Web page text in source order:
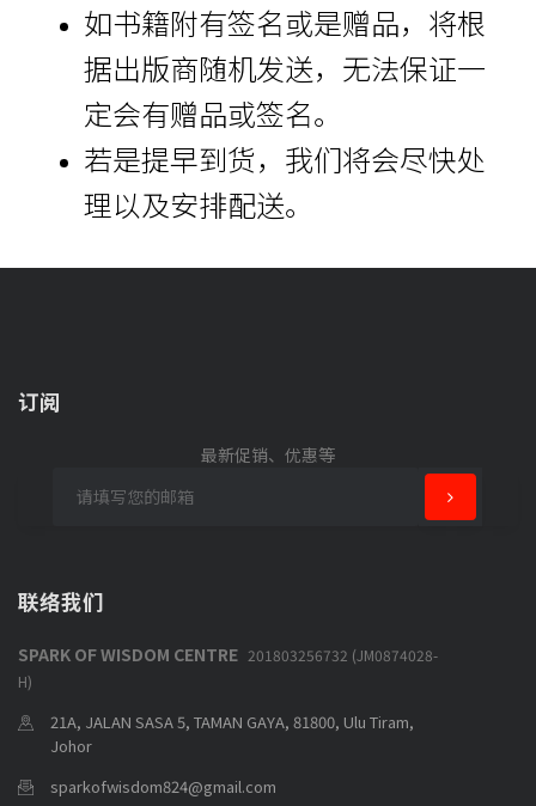
如书籍附有签名或是赠品，将根
据出版商随机发送，无法保证一
定会有赠品或签名。
若是提早到货，我们将会尽快处
理以及安排配送。
订阅
最新促销、优惠等
联络我们
SPARK OF WISDOM CENTRE 201803256732 (JM0874028-
H)
21A, JALAN SASA 5, TAMAN GAYA, 81800, Ulu Tiram,
Johor
sparkofwisdom824@gmail.com